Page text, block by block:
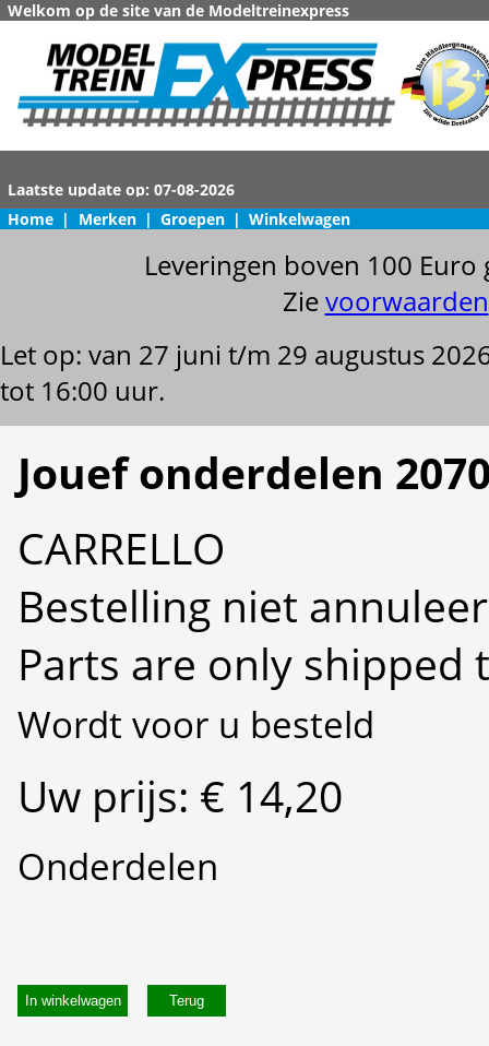
Welkom op de site van de Modeltreinexpress
Home | Merken | Groepen | Winkelwagen
Leveringen boven 100
Zievoorwaarden
Let op: van 27 juni t/m 29 augustus
tot 16:00 uur.
Jouef onderdelen
CARRELLO
Bestelling niet
Parts are only shipped
Wordt voor u besteld
Uw prijs: € 14,20
Onderdelen
In winkelwagen